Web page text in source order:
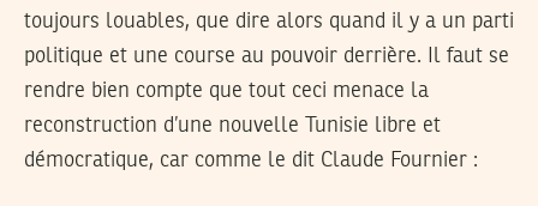
toujours louables, que dire alors quand il y a un parti
politique et une course au pouvoir derrière. Il faut se
rendre bien compte que tout ceci menace la
reconstruction d’une nouvelle Tunisie libre et
démocratique, car comme le dit Claude Fournier :